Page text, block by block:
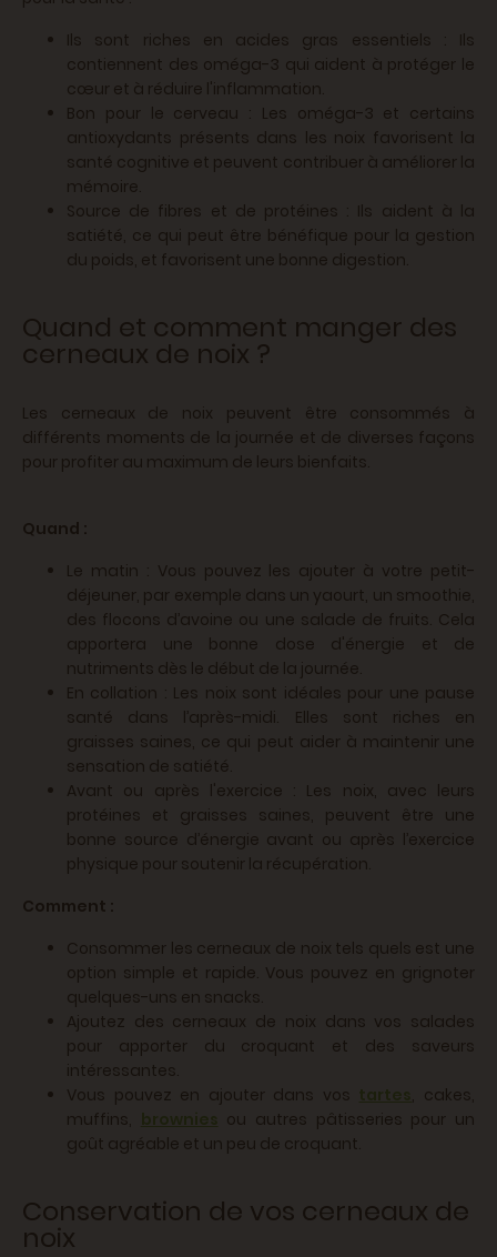
Ils sont riches en acides gras essentiels : Ils
contiennent des oméga-3 qui aident à protéger le
cœur et à réduire l'inflammation.
Bon pour le cerveau : Les oméga-3 et certains
antioxydants présents dans les noix favorisent la
santé cognitive et peuvent contribuer à améliorer la
mémoire.
Source de fibres et de protéines : Ils aident à la
satiété, ce qui peut être bénéfique pour la gestion
du poids, et favorisent une bonne digestion.
Quand et comment manger des
cerneaux de noix ?
Les cerneaux de noix peuvent être consommés à
différents moments de la journée et de diverses façons
pour profiter au maximum de leurs bienfaits.
Quand :
Le matin : Vous pouvez les ajouter à votre petit-
déjeuner, par exemple dans un yaourt, un smoothie,
des flocons d’avoine ou une salade de fruits. Cela
apportera une bonne dose d'énergie et de
nutriments dès le début de la journée.
En collation : Les noix sont idéales pour une pause
santé dans l’après-midi. Elles sont riches en
graisses saines, ce qui peut aider à maintenir une
sensation de satiété.
Avant ou après l'exercice : Les noix, avec leurs
protéines et graisses saines, peuvent être une
bonne source d’énergie avant ou après l’exercice
physique pour soutenir la récupération.
Comment :
Consommer les cerneaux de noix tels quels est une
option simple et rapide. Vous pouvez en grignoter
quelques-uns en snacks.
Ajoutez des cerneaux de noix dans vos salades
pour apporter du croquant et des saveurs
intéressantes.
Vous pouvez en ajouter dans vos tartes, cakes,
muffins, brownies ou autres pâtisseries pour un
goût agréable et un peu de croquant.
Conservation de vos cerneaux de
noix